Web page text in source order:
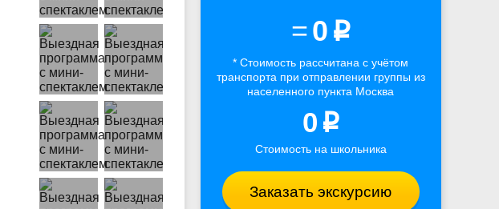
=0 p
* Стоимость рассчитанас учётом
транспорта при отправлении группы из
населенного пункта Москва
0 p
Стоимость на школьника
Заказать экскурсию